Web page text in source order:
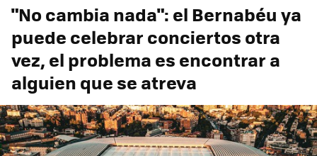
"No cambia nada": el Bernabéu ya
puede celebrar conciertos otra
vez, el problema es encontrar a
alguien que se atreva